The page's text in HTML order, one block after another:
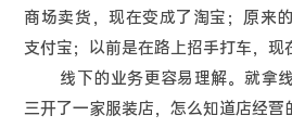
商场卖货，现在变成了淘宝；原来
支付宝；以前是在路上招手打车，现
线下的业务更容易理解。就拿线
三开了一家服装店，怎么知道店经营